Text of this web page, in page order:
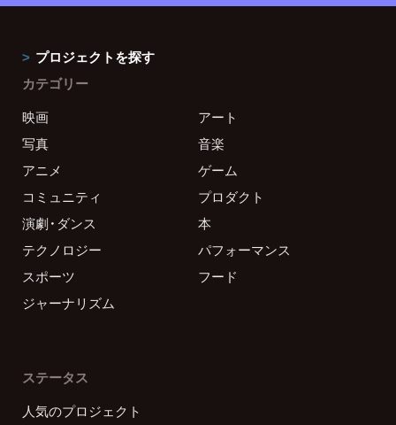
プロジェクトを探す
カテゴリー
映画
アート
写真
音楽
アニメ
ゲーム
コミュニティ
プロダクト
演劇・ダンス
本
テクノロジー
パフォーマンス
スポーツ
フード
ジャーナリズム
ステータス
人気のプロジェクト